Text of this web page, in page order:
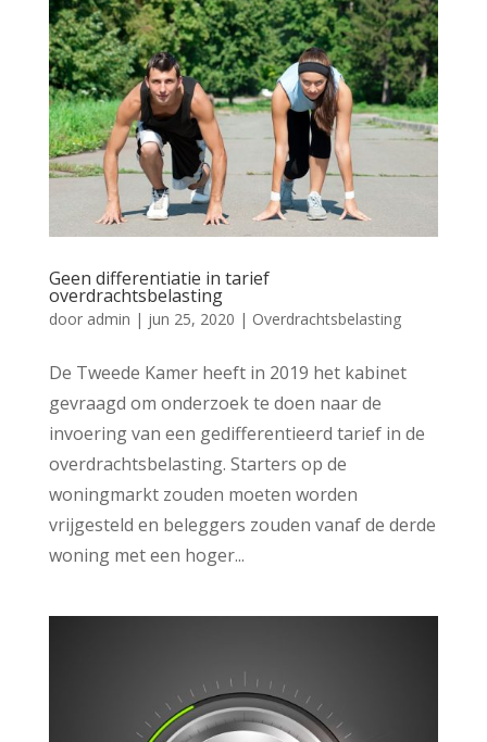
Geen differentiatie in tarief
overdrachtsbelasting
door admin | jun 25, 2020 | Overdrachtsbelasting
De Tweede Kamer heeft in 2019 het kabinet
gevraagd om onderzoek te doen naar de
invoering van een gedifferentieerd tarief in de
overdrachtsbelasting. Starters op de
woningmarkt zouden moeten worden
vrijgesteld en beleggers zouden vanaf de derde
woning met een hoger...